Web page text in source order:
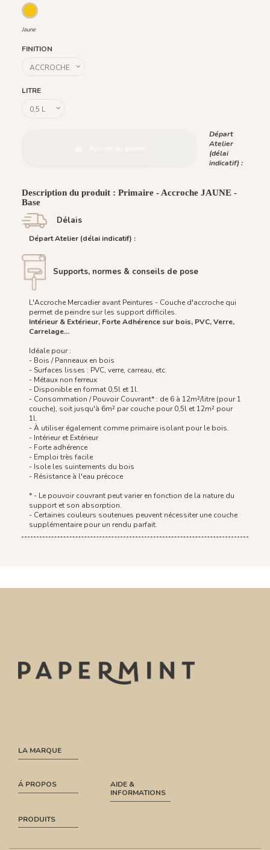
Jaune
Jaune
FINITION
LITRE
Départ
Atelier
(délai
indicatif) :
Description du produit : Primaire - Accroche JAUNE -
Base
Délais
Départ Atelier (délai indicatif) :
Supports, normes & conseils de pose
L'Accroche Mercadier avant Peintures - Couche d'accroche qui
permet de peindre sur les support difficiles.
Intérieur & Extérieur, Forte Adhérence sur bois, PVC, Verre,
Carrelage...
Idéale pour :
- Bois / Panneaux en bois
- Surfaces lisses : PVC, verre, carreau, etc.
- Métaux non ferreux
- Disponible en format 0,5l et 1l.
- Consommation / Pouvoir Couvrant* : de 6 à 12m²/litre (pour 1
couche), soit jusqu'à 6m² par couche pour 0,5l et 12m² pour
1l.
- À utiliser également comme primaire isolant pour le bois.
- Intérieur et Extérieur
- Forte adhérence
- Emploi très facile
- Isole les suintements du bois
- Résistance à l'eau précoce
* - Le pouvoir couvrant peut varier en fonction de la nature du
support et son absorption.
- Certaines couleurs soutenues peuvent nécessiter une couche
supplémentaire pour un rendu parfait.
LA MARQUE
Á PROPOS
AIDE &
INFORMATIONS
PRODUITS